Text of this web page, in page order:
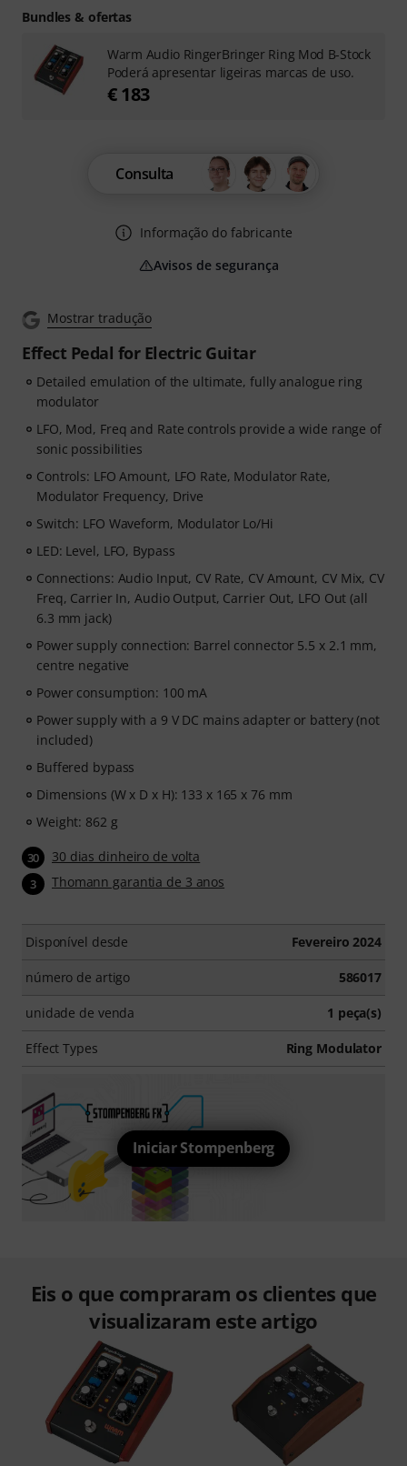
Mostrar tradução
Effect Pedal for Electric Guitar
Detailed emulation of the ultimate, fully analogue ring
modulator
LFO, Mod, Freq and Rate controls provide a wide range of
sonic possibilities
Controls: LFO Amount, LFO Rate, Modulator Rate,
Modulator Frequency, Drive
Switch: LFO Waveform, Modulator Lo/Hi
LED: Level, LFO, Bypass
Connections: Audio Input, CV Rate, CV Amount, CV Mix, CV
Freq, Carrier In, Audio Output, Carrier Out, LFO Out (all
6.3 mm jack)
Power supply connection: Barrel connector 5.5 x 2.1 mm,
centre negative
Power consumption: 100 mA
Power supply with a 9 V DC mains adapter or battery (not
included)
Buffered bypass
Dimensions (W x D x H): 133 x 165 x 76 mm
Weight: 862 g
30 30 dias dinheiro de volta
3 Thomann garantia de 3 anos
Disponível desde Fevereiro 2024
número de artigo 586017
unidade de venda 1 peça(s)
Effect Types Ring Modulator
Iniciar Stompenberg
Consulta
Informação do fabricante
Avisos de segurança
Bundles & ofertas
Warm Audio RingerBringer Ring Mod B-Stock
Poderá apresentar ligeiras marcas de uso.
€ 183
Eis o que compraram os clientes que
visualizaram este artigo